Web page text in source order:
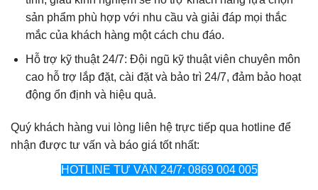
sản phẩm phù hợp với nhu cầu và giải đáp mọi thắc
mắc của khách hàng một cách chu đáo.
Hỗ trợ kỹ thuật 24/7: Đội ngũ kỹ thuật viên chuyên môn
cao hỗ trợ lắp đặt, cài đặt và bảo trì 24/7, đảm bảo hoạt
động ổn định và hiệu quả.
Quý khách hàng vui lòng liên hệ trực tiếp qua hotline để
nhận được tư vấn và báo giá tốt nhất:
HOTLINE TƯ VẤN 24/7: 0869 004 005